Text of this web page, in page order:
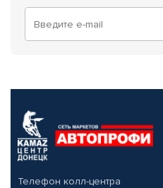
Телефон колл-центра